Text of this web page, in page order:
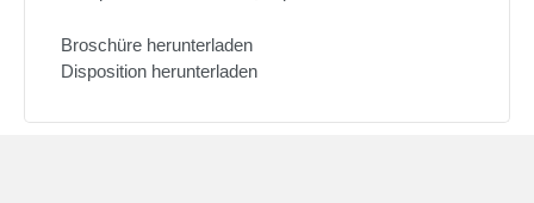
Broschüre herunterladen
Disposition herunterladen